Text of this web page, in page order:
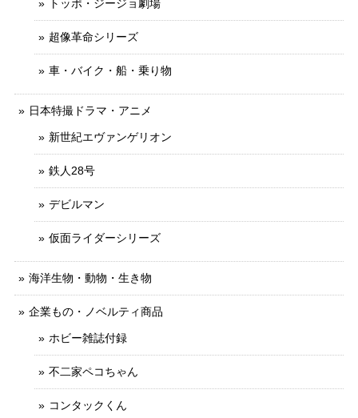
トッポ・ジージョ劇場
超像革命シリーズ
車・バイク・船・乗り物
日本特撮ドラマ・アニメ
新世紀エヴァンゲリオン
鉄人28号
デビルマン
仮面ライダーシリーズ
海洋生物・動物・生き物
企業もの・ノベルティ商品
ホビー雑誌付録
不二家ペコちゃん
コンタックくん